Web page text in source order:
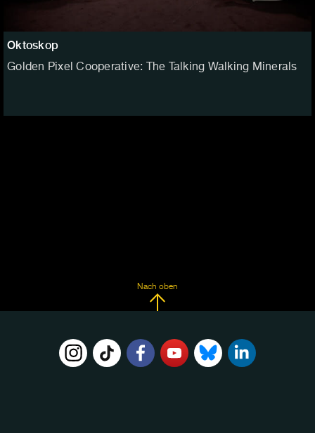
Oktoskop
Golden Pixel Cooperative: The Talking Walking Minerals
Nach oben